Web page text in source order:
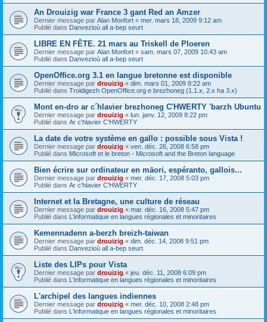
An Drouizig war France 3 gant Red an Amzer
Dernier message par Alan Monfort « mer. mars 18, 2009 9:12 am
Publié dans Danvezioù all a-bep seurt
LIBRE EN FÊTE. 21 mars au Triskell de Ploeren
Dernier message par Alan Monfort « sam. mars 07, 2009 10:43 am
Publié dans Danvezioù all a-bep seurt
OpenOffice.org 3.1 en langue bretonne est disponible
Dernier message par drouizig « dim. mars 01, 2009 8:22 am
Publié dans Troidigezh OpenOffice.org e brezhoneg (1.1.x, 2.x ha 3.x)
Mont en-dro ar c´hlavier brezhoneg C'HWERTY 'barzh Ubuntu
Dernier message par drouizig « lun. janv. 12, 2009 8:22 pm
Publié dans Ar c'hlavier C'HWERTY
La date de votre système en gallo : possible sous Vista !
Dernier message par drouizig « ven. déc. 26, 2008 6:58 pm
Publié dans Microsoft et le breton - Microsoft and the Breton language
Bien écrire sur ordinateur en māori, espéranto, gallois...
Dernier message par drouizig « mer. déc. 17, 2008 5:03 pm
Publié dans Ar c'hlavier C'HWERTY
Internet et la Bretagne, une culture de réseau
Dernier message par drouizig « mar. déc. 16, 2008 5:47 pm
Publié dans L'informatique en langues régionales et minoritaires
Kemennadenn a-berzh breizh-taiwan
Dernier message par drouizig « dim. déc. 14, 2008 9:51 pm
Publié dans Danvezioù all a-bep seurt
Liste des LIPs pour Vista
Dernier message par drouizig « jeu. déc. 11, 2008 6:09 pm
Publié dans L'informatique en langues régionales et minoritaires
L'archipel des langues indiennes
Dernier message par drouizig « mer. déc. 10, 2008 2:48 pm
Publié dans L'informatique en langues régionales et minoritaires